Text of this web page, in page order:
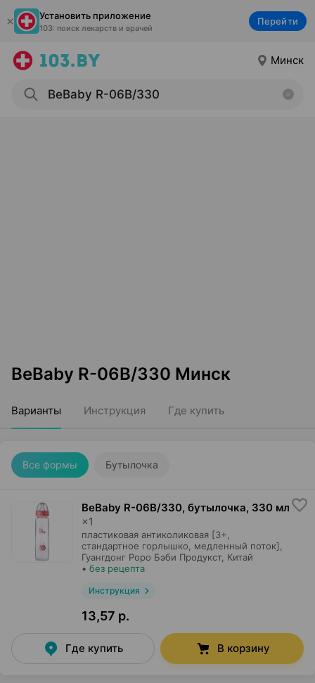
Установить приложение
103: поиск лекарств и врачей
Перейти
Минск
BeBaby R-06B/330 Минск
Варианты Инструкция Где купить
Все формы Бутылочка
BeBaby R-06B/330, бутылочка, 330 мл
×1
пластиковая антиколиковая [3+,
стандартное горлышко, медленный поток],
Гуангдонг Роро Бэби Продукст, Китай
• без рецепта
Инструкция
13,57 р.
Где купить В корзину